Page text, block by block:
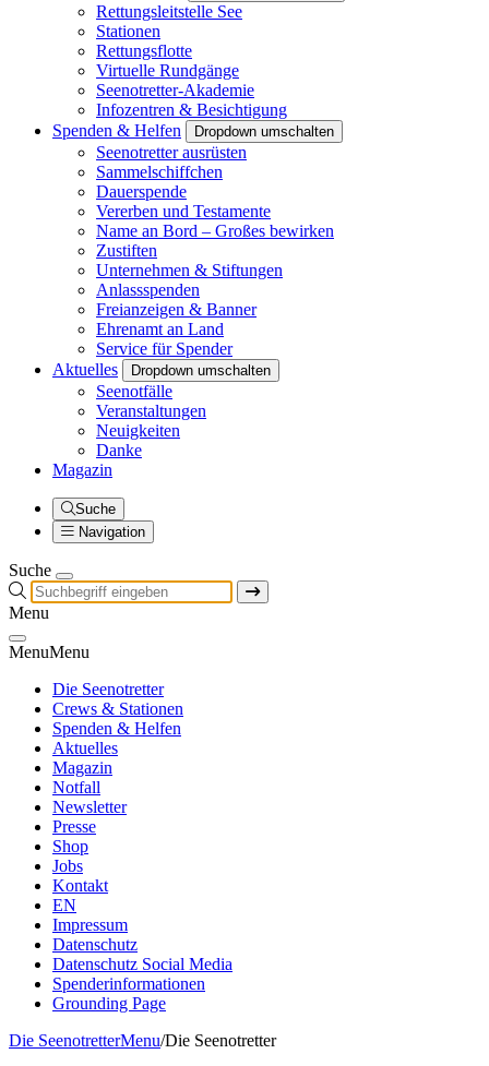
Rettungsleitstelle See
Stationen
Rettungsflotte
Virtuelle Rundgänge
Seenotretter-Akademie
Infozentren & Besichtigung
Spenden & Helfen
Dropdown umschalten
Seenotretter ausrüsten
Sammelschiffchen
Dauerspende
Vererben und Testamente
Name an Bord – Großes bewirken
Zustiften
Unternehmen & Stiftungen
Anlassspenden
Freianzeigen & Banner
Ehrenamt an Land
Service für Spender
Aktuelles
Dropdown umschalten
Seenotfälle
Veranstaltungen
Neuigkeiten
Danke
Magazin
Suche
Navigation
Suche
Menu
MenuMenu
Die Seenotretter
Crews & Stationen
Spenden & Helfen
Aktuelles
Magazin
Notfall
Newsletter
Presse
Shop
Jobs
Kontakt
EN
Impressum
Datenschutz
Datenschutz Social Media
Spenderinformationen
Grounding Page
Die SeenotretterMenu/Die Seenotretter